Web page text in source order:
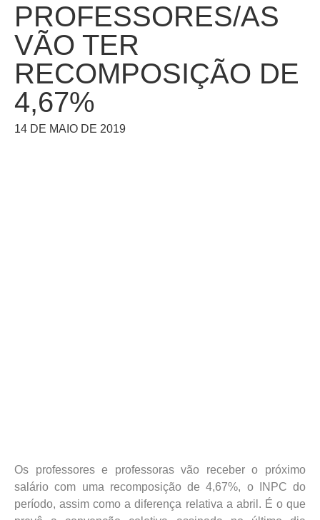
PROFESSORES/AS
VÃO TER
RECOMPOSIÇÃO DE
4,67%
14 DE MAIO DE 2019
Os professores e professoras vão receber o próximo
salário com uma recomposição de 4,67%, o INPC do
período, assim como a diferença relativa a abril. É o que